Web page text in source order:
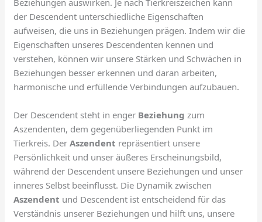
Beziehungen auswirken. Je nach Tierkreiszeichen kann
der Descendent unterschiedliche Eigenschaften
aufweisen, die uns in Beziehungen prägen. Indem wir die
Eigenschaften unseres Descendenten kennen und
verstehen, können wir unsere Stärken und Schwächen in
Beziehungen besser erkennen und daran arbeiten,
harmonische und erfüllende Verbindungen aufzubauen.
Der Descendent steht in enger Beziehung zum
Aszendenten, dem gegenüberliegenden Punkt im
Tierkreis. DerAszendent repräsentiert unsere
Persönlichkeit und unser äußeres Erscheinungsbild,
während der Descendent unsere Beziehungen und unser
inneres Selbst beeinflusst. Die Dynamik zwischen
Aszendent und Descendent ist entscheidend für das
Verständnis unserer Beziehungen und hilft uns, unsere